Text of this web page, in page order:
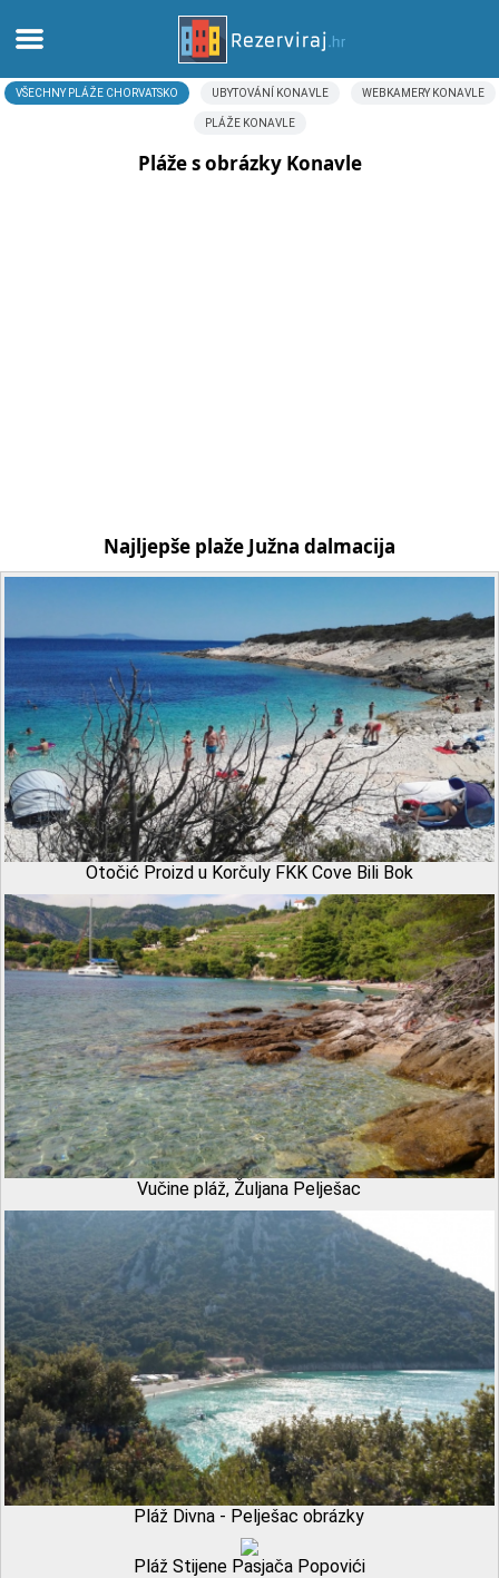
Domů
VŠECHNY PLÁŽE CHORVATSKO UBYTOVÁNÍ KONAVLE WEBKAMERY KONAVLE
PLÁŽE KONAVLE
Pláže s obrázky Konavle
Najljepše plaže Južna dalmacija
Otočić Proizd u Korčuly FKK Cove Bili Bok
Vučine pláž, Žuljana Pelješac
Pláž Divna - Pelješac obrázky
Pláž Stijene Pasjača Popovići